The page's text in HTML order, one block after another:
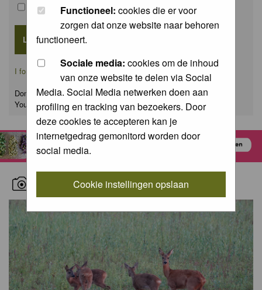
Functioneel: cookies die er voor
zorgen dat onze website naar behoren
functioneert.
Sociale media: cookies om de inhoud
van onze website te delen via Social
Media. Social Media netwerken doen aan
profiling en tracking van bezoekers. Door
deze cookies te accepteren kan je
internetgedrag gemonitord worden door
social media.
Cookie instellingen opslaan
Remember me
I forgot my password
Don't have an account yet?
You canregisterfor FREE
RECENT NATURE PICTURES